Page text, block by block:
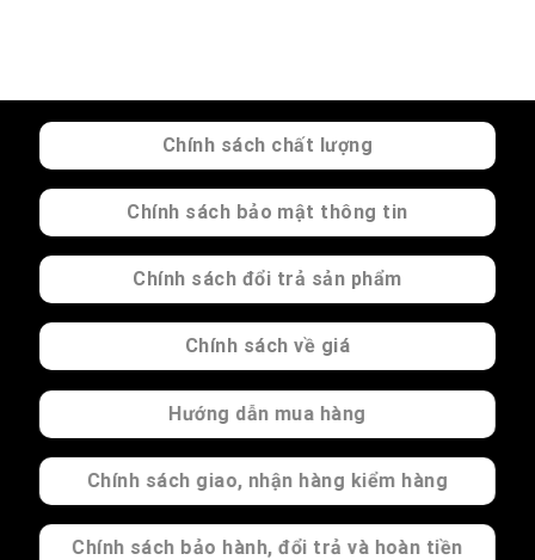
Chính sách chất lượng
Chính sách bảo mật thông tin
Chính sách đổi trả sản phẩm
Chính sách về giá
Hướng dẫn mua hàng
Chính sách giao, nhận hàng kiểm hàng
Chính sách bảo hành, đổi trả và hoàn tiền